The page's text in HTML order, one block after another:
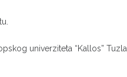
univerziteta “Kallos” Tuzla